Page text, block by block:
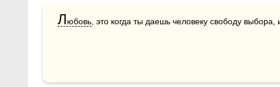
Любовь , это когда ты даешь человеку свободу